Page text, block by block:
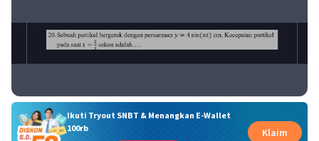
Ikuti Tryout SNBT & Menangkan E-Wallet
100rb
Klaim